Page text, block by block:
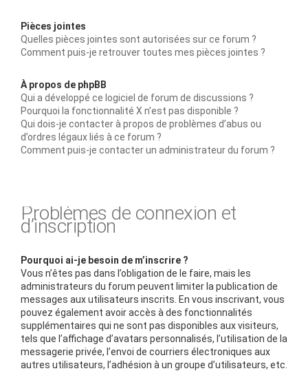
Pièces jointes
Quelles pièces jointes sont autorisées sur ce forum ?
Comment puis-je retrouver toutes mes pièces jointes ?
À propos de phpBB
Qui a développé ce logiciel de forum de discussions ?
Pourquoi la fonctionnalité X n’est pas disponible ?
Qui dois-je contacter à propos de problèmes d’abus ou
d’ordres légaux liés à ce forum ?
Comment puis-je contacter un administrateur du forum ?
Problèmes de connexion et
d’inscription
Pourquoi ai-je besoin de m’inscrire ?
Vous n’êtes pas dans l’obligation de le faire, mais les
administrateurs du forum peuvent limiter la publication de
messages aux utilisateurs inscrits. En vous inscrivant, vous
pouvez également avoir accès à des fonctionnalités
supplémentaires qui ne sont pas disponibles aux visiteurs,
tels que l’affichage d’avatars personnalisés, l’utilisation de la
messagerie privée, l’envoi de courriers électroniques aux
autres utilisateurs, l’adhésion à un groupe d’utilisateurs, etc.